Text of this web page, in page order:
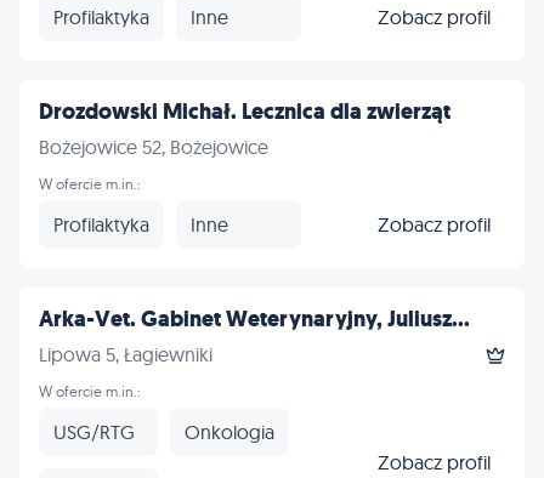
Profilaktyka Inne Zobacz profil
Drozdowski Michał. Lecznica dla zwierząt
Bożejowice 52, Bożejowice
W ofercie m.in.:
Profilaktyka Inne Zobacz profil
Arka-Vet. Gabinet Weterynaryjny, Juliusz...
Lipowa 5, Łagiewniki
W ofercie m.in.:
USG/RTG Onkologia
Zobacz profil